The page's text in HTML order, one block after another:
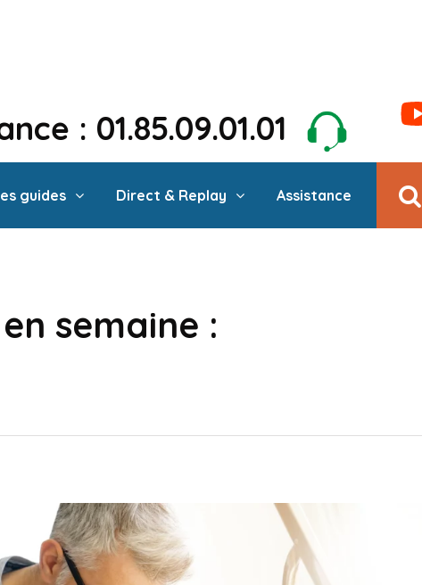
: 01.85.09.01.01
guides Direct & Replay Assistance
semaine :